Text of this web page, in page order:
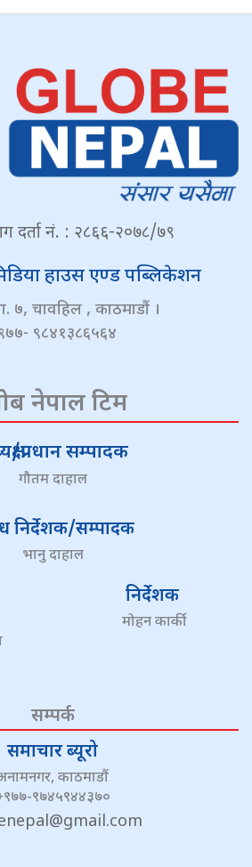
दर्ता नं. : २८६६-२०७८/७९
हाउस एण्ड पब्लिकेशन
७, चावहिल , काठमाडौं ।
९८४१३८६५६४
नेपाल टिम
प्रधान सम्पादक
गौतम दाहाल
निर्देशक/सम्पादक
भानु दाहाल
निर्देशक
मोहन कार्की
सम्पर्क
समाचार ब्यूरो
काठमाडौं
९७४५९४४३७०